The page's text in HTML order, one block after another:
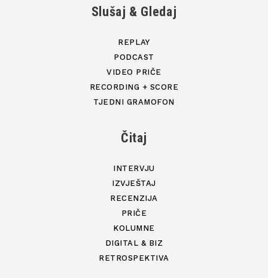
Slušaj & Gledaj
REPLAY
PODCAST
VIDEO PRIČE
RECORDING + SCORE
TJEDNI GRAMOFON
Čitaj
INTERVJU
IZVJEŠTAJ
RECENZIJA
PRIČE
KOLUMNE
DIGITAL & BIZ
RETROSPEKTIVA